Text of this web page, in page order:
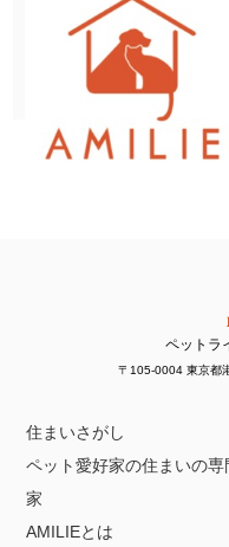
ペットラ
〒105-0004 東京都
住まいさがし
ペット愛好家の住まいの専
家
AMILIEとは